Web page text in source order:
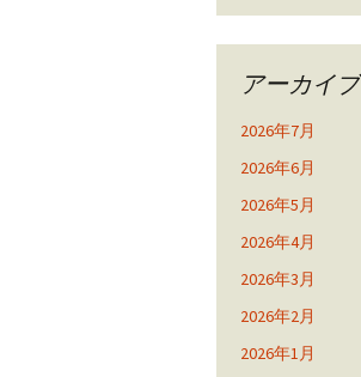
アーカイブ
2026年7月
2026年6月
2026年5月
2026年4月
2026年3月
2026年2月
2026年1月